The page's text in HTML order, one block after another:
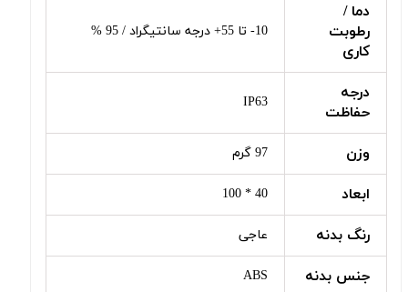
دما /
رطوبت
کاری
10- تا 55+ درجه سانتیگراد / 95 %
درجه
حفاظت
IP63
وزن 97 گرم
ابعاد 40 * 100
رنگ بدنه عاجی
جنس بدنه ABS